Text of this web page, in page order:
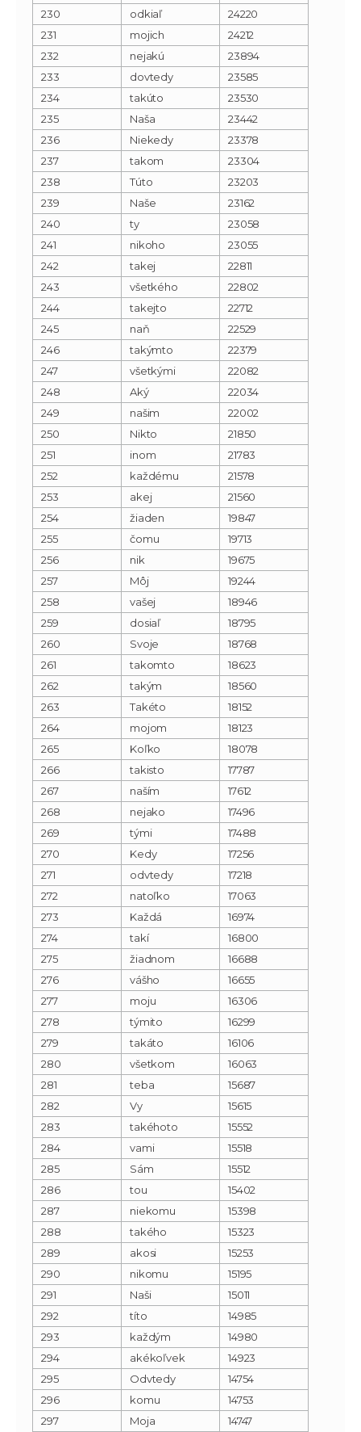
230
odkiaľ
24220
231
mojich
24212
232
nejakú
23894
233
dovtedy
23585
234
takúto
23530
235
Naša
23442
236
Niekedy
23378
237
takom
23304
238
Túto
23203
239
Naše
23162
240
ty
23058
241
nikoho
23055
242
takej
22811
243
všetkého
22802
244
takejto
22712
245
naň
22529
246
takýmto
22379
247
všetkými
22082
248
Aký
22034
249
našim
22002
250
Nikto
21850
251
inom
21783
252
každému
21578
253
akej
21560
254
žiaden
19847
255
čomu
19713
256
nik
19675
257
Môj
19244
258
vašej
18946
259
dosiaľ
18795
260
Svoje
18768
261
takomto
18623
262
takým
18560
263
Takéto
18152
264
mojom
18123
265
Koľko
18078
266
takisto
17787
267
naším
17612
268
nejako
17496
269
tými
17488
270
Kedy
17256
271
odvtedy
17218
272
natoľko
17063
273
Každá
16974
274
takí
16800
275
žiadnom
16688
276
vášho
16655
277
moju
16306
278
týmito
16299
279
takáto
16106
280
všetkom
16063
281
teba
15687
282
Vy
15615
283
takéhoto
15552
284
vami
15518
285
Sám
15512
286
tou
15402
287
niekomu
15398
288
takého
15323
289
akosi
15253
290
nikomu
15195
291
Naši
15011
292
títo
14985
293
každým
14980
294
akékoľvek
14923
295
Odvtedy
14754
296
komu
14753
297
Moja 14747